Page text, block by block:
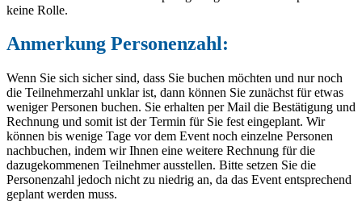
keine Rolle.
Anmerkung Personenzahl:
Wenn Sie sich sicher sind, dass Sie buchen möchten und nur noch
die Teilnehmerzahl unklar ist, dann können Sie zunächst für etwas
weniger Personen buchen. Sie erhalten per Mail die Bestätigung und
Rechnung und somit ist der Termin für Sie fest eingeplant. Wir
können bis wenige Tage vor dem Event noch einzelne Personen
nachbuchen, indem wir Ihnen eine weitere Rechnung für die
dazugekommenen Teilnehmer ausstellen. Bitte setzen Sie die
Personenzahl jedoch nicht zu niedrig an, da das Event entsprechend
geplant werden muss.